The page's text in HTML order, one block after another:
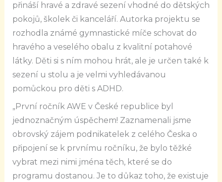
přináší hravé a zdravé sezení vhodné do dětských
pokojů, školek či kanceláří. Autorka projektu se
rozhodla známé gymnastické míče schovat do
hravého a veselého obalu z kvalitní potahové
látky. Děti si s ním mohou hrát, ale je určen také k
sezení u stolu a je velmi vyhledávanou
pomůckou pro děti s ADHD.
„První ročník AWE v České republice byl
jednoznačným úspěchem! Zaznamenali jsme
obrovský zájem podnikatelek z celého Česka o
připojení se k prvnímu ročníku, že bylo těžké
vybrat mezi nimi jména těch, které se do
programu dostanou. Je to důkaz toho, že existuje